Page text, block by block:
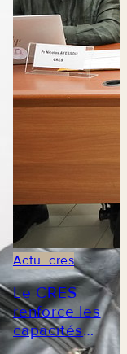
Actu_cres
Le CRES
renforce les
capacités
des acteurs